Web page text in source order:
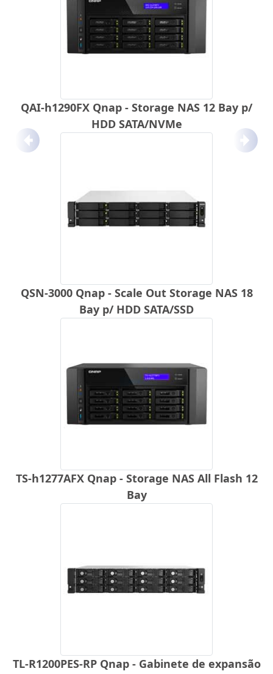
QAI-h1290FX Qnap - Storage NAS 12 Bay p/
HDD SATA/NVMe
QSN-3000 Qnap - Scale Out Storage NAS 18
Bay p/ HDD SATA/SSD
TS-h1277AFX Qnap - Storage NAS All Flash 12
Bay
TL-R1200PES-RP Qnap - Gabinete de expansão
Anterior